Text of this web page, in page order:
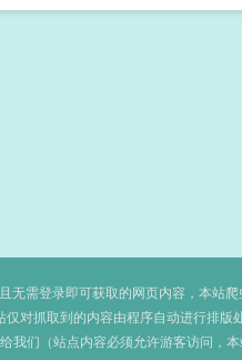
无需登录即可获取的网页内容，本站
仅对抓取到的内容由程序自动进行排版
我们（站点内容必须允许游客访问，